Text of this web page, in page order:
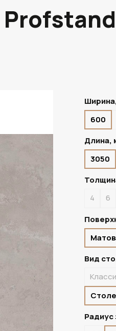
ПОД ЗАКАЗ
600
Длина,
3050
4
6
Вид
Радиус